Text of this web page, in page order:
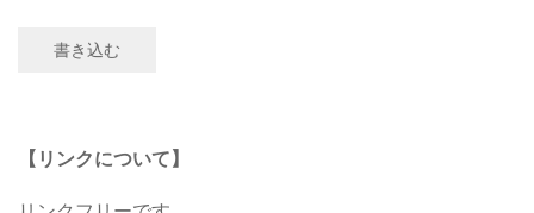
書き込む
【リンクについて】